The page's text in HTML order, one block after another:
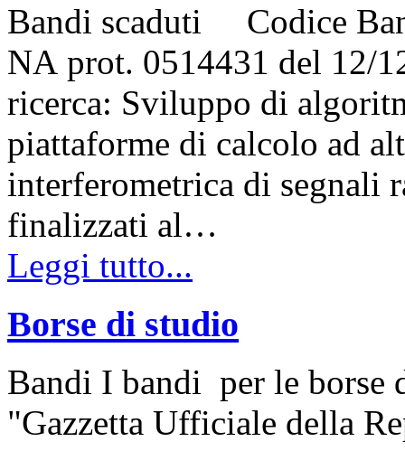
Bandi scaduti Codice
NA prot. 0514431 del 12/
ricerca: Sviluppo di
piattaforme di calcolo ad
interferometrica di segnali
finalizzati al…
Leggi tutto...
Borse di studio
Bandi I bandi per le borse
"Gazzetta Ufficiale della